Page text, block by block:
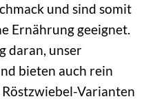
und sind somit
Ernährung geeignet.
daran, unser
bieten auch rein
Varianten